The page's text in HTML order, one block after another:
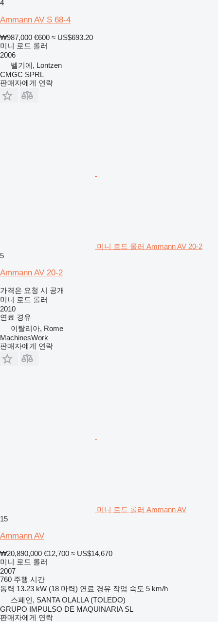
4
Ammann AV S 68-4
₩987,000 €600 ≈ US$693.20
미니 로드 롤러
2006
벨기에, Lontzen
CMGC SPRL
판매자에게 연락
미니 로드 롤러 Ammann AV 20-2
5
Ammann AV 20-2
가격은 요청 시 공개
미니 로드 롤러
2010
연료 경유
이탈리아, Rome
MachinesWork
판매자에게 연락
미니 로드 롤러 Ammann AV
15
Ammann AV
₩20,890,000 €12,700 ≈ US$14,670
미니 로드 롤러
2007
760 주행 시간
동력 13.23 kW (18 마력) 연료 경유 작업 속도 5 km/h
스페인, SANTA OLALLA (TOLEDO)
GRUPO IMPULSO DE MAQUINARIA SL
판매자에게 연락